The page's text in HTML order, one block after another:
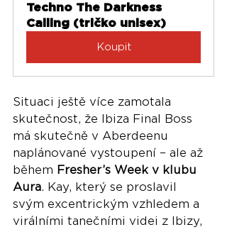
Techno The Darkness
Calling (tričko unisex)
Koupit
Situaci ještě více zamotala
skutečnost, že Ibiza Final Boss
má skutečně v Aberdeenu
naplánované vystoupení – ale až
během Fresher’s Week v klubu
Aura. Kay, který se proslavil
svým excentrickým vzhledem a
virálními tanečními videi z Ibizy,